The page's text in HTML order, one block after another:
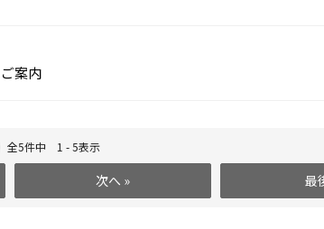
案内
全5件中 1 - 5表示
次へ » 最